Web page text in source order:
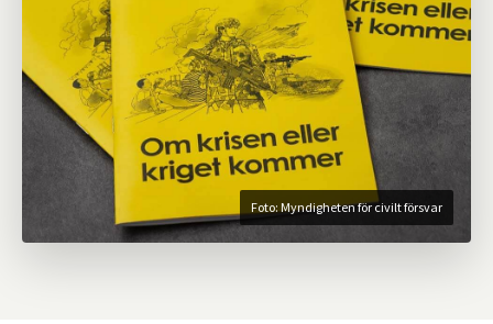
Foto: Myndigheten för civilt försvar